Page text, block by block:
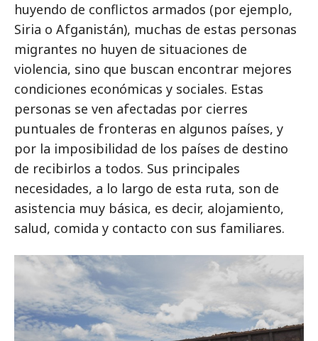
huyendo de conflictos armados (por ejemplo,
Siria o Afganistán), muchas de estas personas
migrantes no huyen de situaciones de
violencia, sino que buscan encontrar mejores
condiciones económicas y sociales. Estas
personas se ven afectadas por cierres
puntuales de fronteras en algunos países, y
por la imposibilidad de los países de destino
de recibirlos a todos. Sus principales
necesidades, a lo largo de esta ruta, son de
asistencia muy básica, es decir, alojamiento,
salud, comida y contacto con sus familiares.